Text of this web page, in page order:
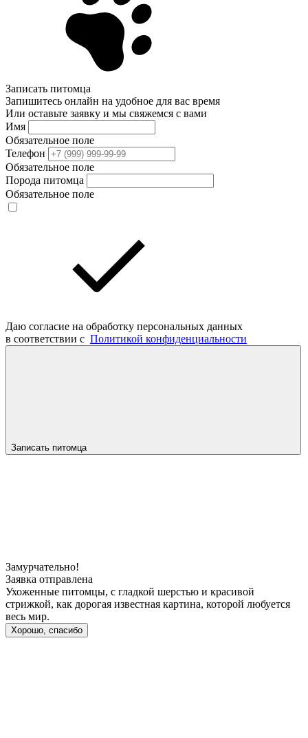
Записать питомца
Запишитесь онлайн на удобное для вас время
Или оставьте заявку и мы свяжемся с вами
Имя
Обязательное поле
Телефон
Обязательное поле
Порода питомца
Обязательное поле
Даю согласие на обработку персональных данных
в соответствии с Политикой конфиденциальности
Записать питомца
Замурчательно!
Заявка отправлена
Ухоженные питомцы, с гладкой шерстью и красивой
стрижкой, как дорогая известная картина, которой любуется
весь мир.
Хорошо, спасибо